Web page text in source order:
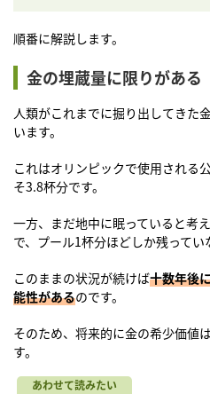
順番に解説します。
金の埋蔵量に限りがある
人類がこれまでに掘り出してきた
います。
これはオリンピックで使用される
そ3.8杯分です。
一方、まだ地中に眠っていると考
で、プール1杯分ほどしか残ってい
このままの状況が続けば十数年後
能性があるのです。
そのため、将来的に金の希少価値
す。